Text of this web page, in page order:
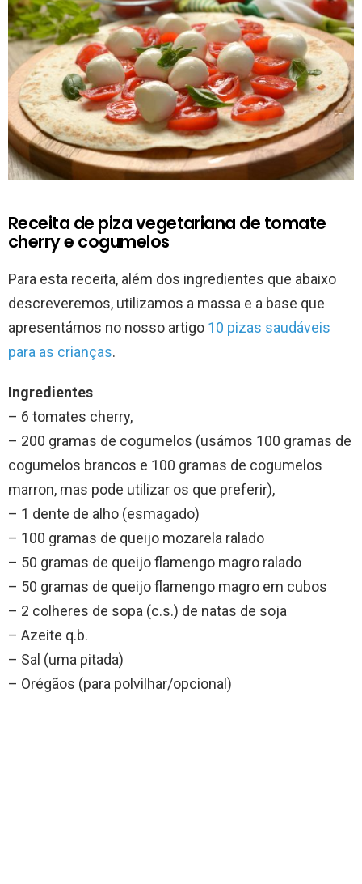
Receita de piza vegetariana de tomate
cherry e cogumelos
Para esta receita, além dos ingredientes que abaixo
descreveremos, utilizamos a massa e a base que
apresentámos no nosso artigo 10 pizas saudáveis
para as crianças.
Ingredientes
– 6 tomates cherry,
– 200 gramas de cogumelos (usámos 100 gramas de
cogumelos brancos e 100 gramas de cogumelos
marron, mas pode utilizar os que preferir),
– 1 dente de alho (esmagado)
– 100 gramas de queijo mozarela ralado
– 50 gramas de queijo flamengo magro ralado
– 50 gramas de queijo flamengo magro em cubos
– 2 colheres de sopa (c.s.) de natas de soja
– Azeite q.b.
– Sal (uma pitada)
– Orégãos (para polvilhar/opcional)